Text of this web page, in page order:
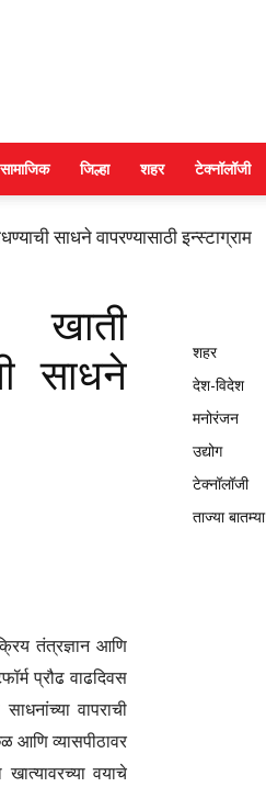
सामाजिक जिल्हा शहर टेक्नॉलॉजी
साधने वापरण्यासाठी इन्स्टाग्राम
खाती
साधने
तंत्रज्ञान आणि
प्रौढ वाढदिवस
वापराची
आणि व्यासपीठावर
वयाचे
शहर
देश-विदेश
मनोरंजन
उद्योग
टेक्नॉलॉजी
ताज्या बातम्या